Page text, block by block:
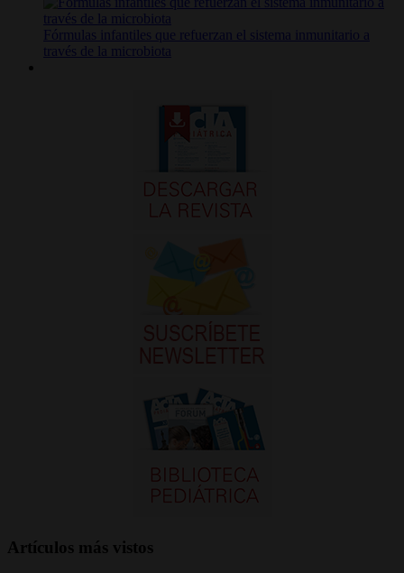
Fórmulas infantiles que refuerzan el sistema inmunitario a
través de la microbiota
Artículos más vistos